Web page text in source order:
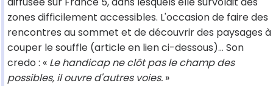
zones difficilement accessibles. L'occasion de faire des
rencontres au sommet et de découvrir des paysages à
couper le souffle (article en lien ci-dessous)... Son
credo : « Le handicap ne clôt pas le champ des
possibles, il ouvre d'autres voies. »